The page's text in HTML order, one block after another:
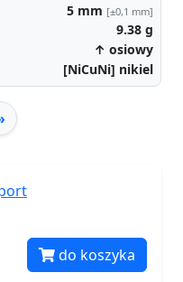
5 mm [±0,1 mm]
9.38 g
↑ osiowy
[NiCuNi] nikiel
do koszyka